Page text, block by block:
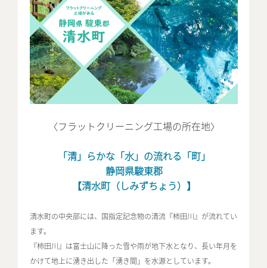
〈フラットクリーニング工場の所在地〉
「清」らかな「水」の流れる「町」
静岡県駿東郡
【清水町（しみずちょう）】
清水町の中央部には、国指定記念物の清流『柿田川』が流れてい
ます。
『柿田川』は富士山に降った雪や雨が地下水となり、長い年月を
かけて地上に湧き出した「湧き間」を水源としています。